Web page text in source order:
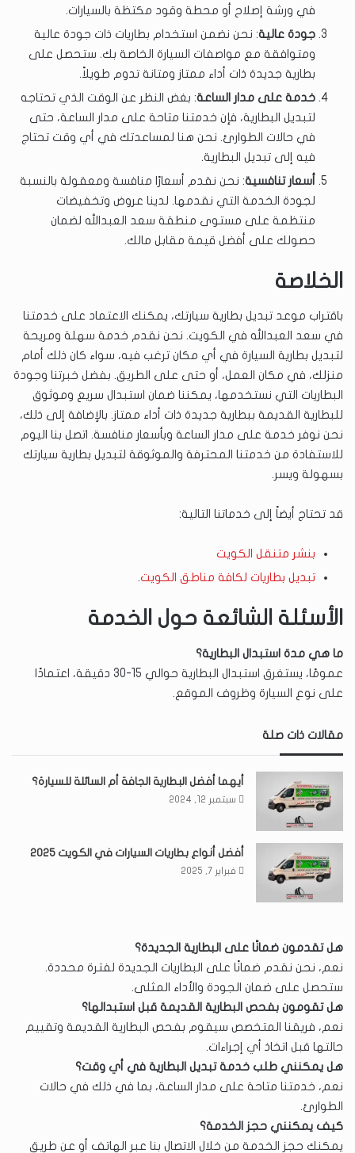
في ورشة إصلاح أو محطة وقود مكتظة بالسيارات.
جودة عالية: نحن نضمن استخدام بطاريات ذات جودة عالية
ومتوافقة مع مواصفات السيارة الخاصة بك. ستحصل على
بطارية جديدة ذات أداء ممتاز ومتانة تدوم طويلاً.
خدمة على مدار الساعة: بغض النظر عن الوقت الذي تحتاجه
لتبديل البطارية، فإن خدمتنا متاحة على مدار الساعة، حتى
في حالات الطوارئ. نحن هنا لمساعدتك في أي وقت تحتاج
فيه إلى تبديل البطارية.
أسعار تنافسية: نحن نقدم أسعارًا منافسة ومعقولة بالنسبة
لجودة الخدمة التي نقدمها. لدينا عروض وتخفيضات
منتظمة على مستوى منطقة سعد العبدالله لضمان
حصولك على أفضل قيمة مقابل مالك.
الخلاصة
باقتراب موعد تبديل بطارية سيارتك، يمكنك الاعتماد على خدمتنا
في سعد العبدالله في الكويت. نحن نقدم خدمة سهلة ومريحة
لتبديل بطارية السيارة في أي مكان ترغب فيه، سواء كان ذلك أمام
منزلك، في مكان العمل، أو حتى على الطريق. بفضل خبرتنا وجودة
البطاريات التي نستخدمها، يمكننا ضمان استبدال سريع وموثوق
للبطارية القديمة ببطارية جديدة ذات أداء ممتاز. بالإضافة إلى ذلك،
نحن نوفر خدمة على مدار الساعة وبأسعار منافسة. اتصل بنا اليوم
للاستفادة من خدمتنا المحترفة والموثوقة لتبديل بطارية سيارتك
بسهولة ويسر.
قد تحتاج أيضاً إلى خدماتنا التالية:
بنشر متنقل الكويت
تبديل بطاريات لكافة مناطق الكويت.
الأسئلة الشائعة حول الخدمة
ما هي مدة استبدال البطارية؟
عمومًا، يستغرق استبدال البطارية حوالي 15-30 دقيقة، اعتمادًا
على نوع السيارة وظروف الموقع.
مقالات ذات صلة
أيهما أفضل البطارية الجافة أم السائلة للسيارة؟
سبتمبر 12, 2024
أفضل أنواع بطاريات السيارات في الكويت 2025
فبراير 7, 2025
هل تقدمون ضمانًا على البطارية الجديدة؟
نعم، نحن نقدم ضمانًا على البطاريات الجديدة لفترة محددة.
ستحصل على ضمان الجودة والأداء المثلى.
هل تقومون بفحص البطارية القديمة قبل استبدالها؟
نعم، فريقنا المتخصص سيقوم بفحص البطارية القديمة وتقييم
حالتها قبل اتخاذ أي إجراءات.
هل يمكنني طلب خدمة تبديل البطارية في أي وقت؟
نعم، خدمتنا متاحة على مدار الساعة، بما في ذلك في حالات
الطوارئ.
كيف يمكنني حجز الخدمة؟
يمكنك حجز الخدمة من خلال الاتصال بنا عبر الهاتف أو عن طريق